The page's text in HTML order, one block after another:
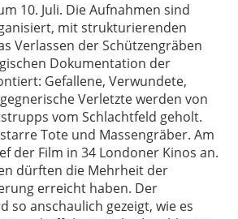
10. Juli. Die Aufnahmen sind
mit strukturierenden
Verlassen der Schützengräben
Dokumentation der
Gefallene, Verwundete,
Verletzte werden von
vom Schlachtfeld geholt.
Tote und Massengräber. Am
der Film in 34 Londoner Kinos an.
dürften die Mehrheit der
erreicht haben. Der
so anschaulich gezeigt, wie es